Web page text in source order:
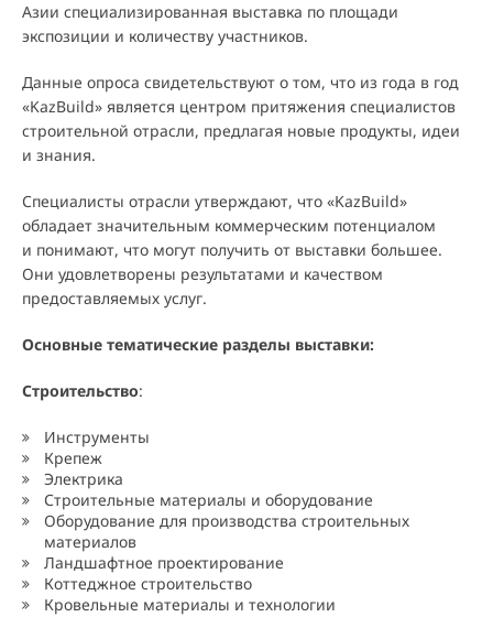
Азии специализированная выставка по площади
экспозиции и количеству участников.
Данные опроса свидетельствуют о том, что из года в год
«KazBuild» является центром притяжения специалистов
строительной отрасли, предлагая новые продукты, идеи
и знания.
Специалисты отрасли утверждают, что «KazBuild»
обладает значительным коммерческим потенциалом
и понимают, что могут получить от выставки большее.
Они удовлетворены результатами и качеством
предоставляемых услуг.
Основные тематические разделы выставки:
Строительство:
Инструменты
Крепеж
Электрика
Строительные материалы и оборудование
Оборудование для производства строительных
материалов
Ландшафтное проектирование
Коттеджное строительство
Кровельные материалы и технологии